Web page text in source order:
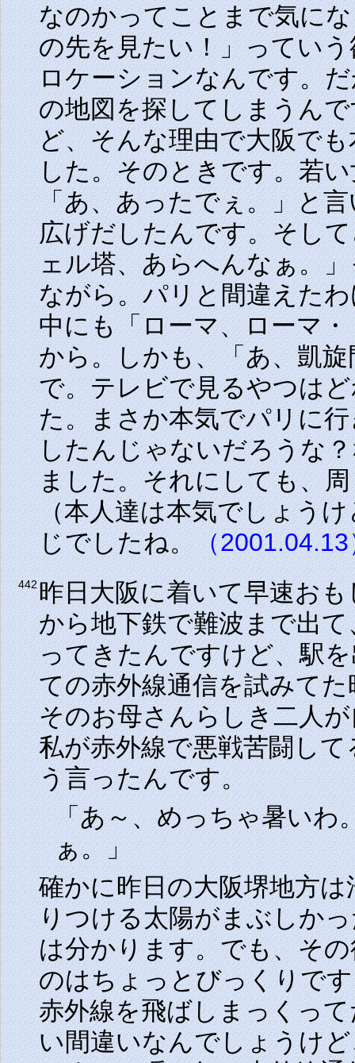
なのかってことまで気に
の先を見たい！」ってい
ロケーションなんです。
の地図を探してしまうん
ど、そんな理由で大阪で
した。そのときです。若
「あ、あったでぇ。」と
広げだしたんです。そし
ェル塔、あらへんなぁ。
ながら。パリと間違えた
中にも「ローマ、ローマ
から。しかも、「あ、凱
で。テレビで見るやつは
た。まさか本気でパリに
したんじゃないだろうな
ました。それにしても、
（本人達は本気でしょう
じでしたね。（2001.04.13
442昨日大阪に着いて早速お
から地下鉄で難波まで出
ってきたんですけど、駅
ての赤外線通信を試みて
そのお母さんらしき二人
私が赤外線で悪戦苦闘し
う言ったんです。
「あ～、めっちゃ暑いわ
ぁ。」
確かに昨日の大阪堺地方
りつける太陽がまぶしか
は分かります。でも、そ
のはちょっとびっくりで
赤外線を飛ばしまっくっ
い間違いなんでしょうけ